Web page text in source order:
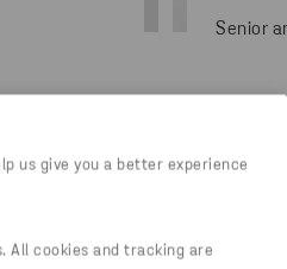
us give you a better experience
All cookies and tracking are
Senior